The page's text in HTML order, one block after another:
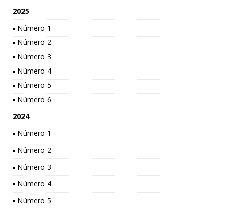
2025
▪ Número 1
▪ Número 2
▪ Número 3
▪ Número 4
▪ Número 5
▪ Número 6
2024
▪ Número 1
▪ Número 2
▪ Número 3
▪ Número 4
▪ Número 5